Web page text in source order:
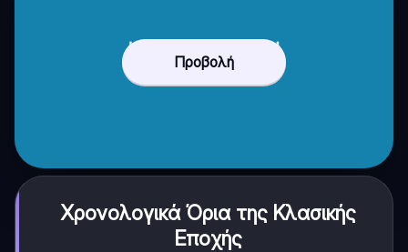
Προβολή
Χρονολογικά Όρια της Κλασικής
Εποχής